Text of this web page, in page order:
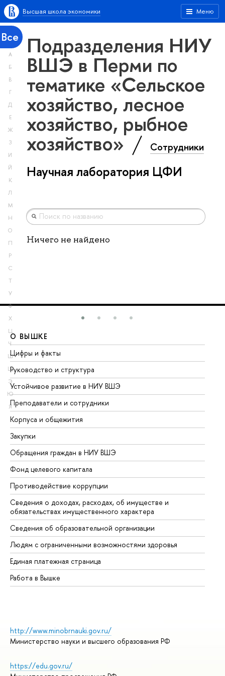
Меню
Высшая школа экономики
Все
А
Б
В
Г
Д
Е
Ж
З
И
Й
К
Л
М
Н
О
П
Р
С
Т
У
Ф
Х
Ц
Ч
Ш
Щ
Э
Ю
Я
Подразделения НИУ
ВШЭ в Перми по
тематике «Сельское
хозяйство, лесное
хозяйство, рыбное
хозяйство» Сотрудники
Научная лаборатория ЦФИ
Ничего не найдено
О ВЫШКЕ
Цифры и факты
Руководство и структура
Устойчивое развитие в НИУ ВШЭ
Преподаватели и сотрудники
Корпуса и общежития
Закупки
Обращения граждан в НИУ ВШЭ
Фонд целевого капитала
Противодействие коррупции
Сведения о доходах, расходах, об имуществе и
обязательствах имущественного характера
Сведения об образовательной организации
Людям с ограниченными возможностями здоровья
Единая платежная страница
Работа в Вышке
http://www.minobrnauki.gov.ru/
Министерство науки и высшего образования РФ
https://edu.gov.ru/